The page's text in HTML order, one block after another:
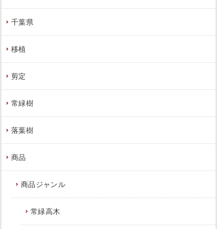
千葉県
移植
剪定
常緑樹
落葉樹
商品
商品ジャンル
常緑高木